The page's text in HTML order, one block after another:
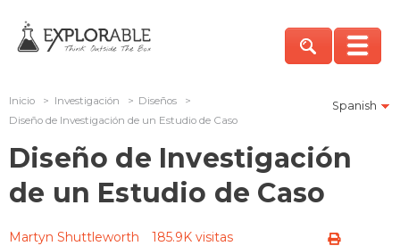
Spanish
Inicio > Investigación > Diseños
>
Diseño de Investigación de un Estudio de Caso
Diseño de Investigación
de un Estudio de Caso
Martyn Shuttleworth 185.9K visitas